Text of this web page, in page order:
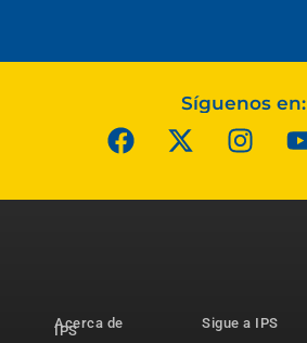
Síguenos en:
Acerca de
IPS
Sigue a IPS